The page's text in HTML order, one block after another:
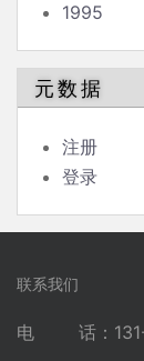
1995
元数据
注册
登录
联系我们
电 话：131-